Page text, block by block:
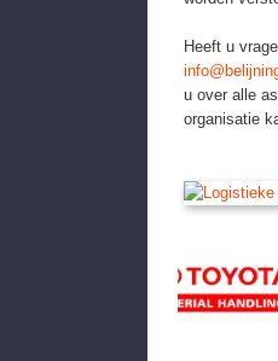
Heeft u
u over alle
organisatie